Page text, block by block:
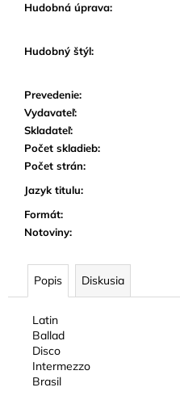
Hudobná úprava:
Hudobný štýl:
Prevedenie:
Vydavateľ:
Skladateľ:
Počet skladieb:
Počet strán:
Jazyk titulu:
Formát:
Notoviny:
Popis Diskusia
Latin
Ballad
Disco
Intermezzo
Brasil